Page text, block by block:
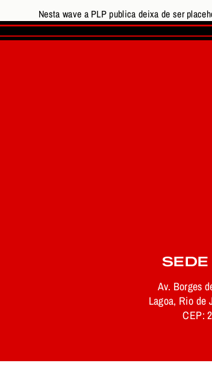
Nesta wave a PLP publica deixa de ser
Av. Borges
Lagoa, Rio de
CEP: